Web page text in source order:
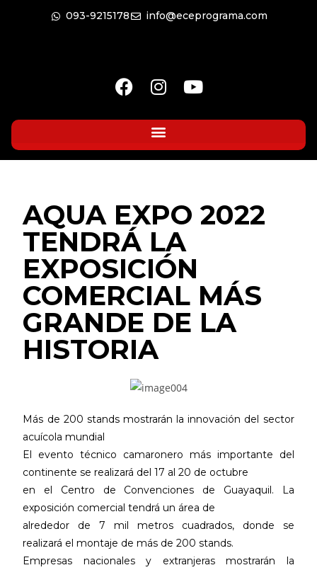
093-9215178 info@eceprograma.com
AQUA EXPO 2022
TENDRÁ LA
EXPOSICIÓN
COMERCIAL MÁS
GRANDE DE LA
HISTORIA
Más de 200 stands mostrarán la innovación del sector
acuícola mundial
El evento técnico camaronero más importante del
continente se realizará del 17 al 20 de octubre
en el Centro de Convenciones de Guayaquil. La
exposición comercial tendrá un área de
alrededor de 7 mil metros cuadrados, donde se
realizará el montaje de más de 200 stands.
Empresas nacionales y extranjeras mostrarán la